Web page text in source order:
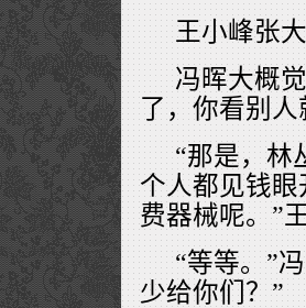
王小峰张
冯晖大概
了，你看别
“那是，林
个人都见钱
费器械呢。”
“等等。”
少给你们？”